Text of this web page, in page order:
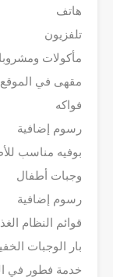
هاتف
تلفزيون
مأكولات
مقهى في الموقع
فواكه
رسوم إضافية
بوفيه مناسب
وجبات أطفال
رسوم إضافية
قوائم النظام
بار الوجبات
خدمة فطور في